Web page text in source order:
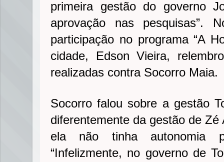
primeira gestão do governo
aprovação nas pesquisas”.
participação no programa “A
cidade, Edson Vieira,
realizadas contra Socorro Maia.
Socorro falou sobre a gestão
diferentemente da gestão de
ela não tinha autonomia
“Infelizmente, no governo de